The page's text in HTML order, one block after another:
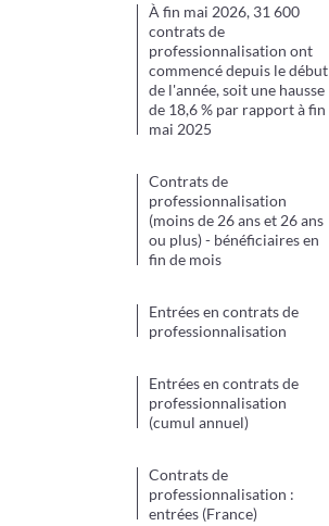
À fin mai 2026, 31 600
contrats de
professionnalisation ont
commencé depuis le début
de l'année, soit une hausse
de 18,6 % par rapport à fin
mai 2025
Contrats de
professionnalisation
(moins de 26 ans et 26 ans
ou plus) - bénéficiaires en
fin de mois
Entrées en contrats de
professionnalisation
Entrées en contrats de
professionnalisation
(cumul annuel)
Contrats de
professionnalisation :
entrées (France)